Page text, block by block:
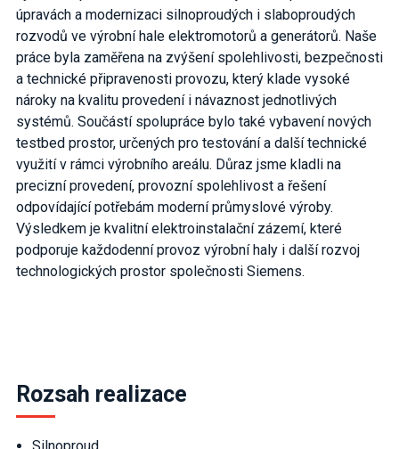
úpravách a modernizaci silnoproudých i slaboproudých
rozvodů ve výrobní hale elektromotorů a generátorů. Naše
práce byla zaměřena na zvýšení spolehlivosti, bezpečnosti
a technické připravenosti provozu, který klade vysoké
nároky na kvalitu provedení i návaznost jednotlivých
systémů. Součástí spolupráce bylo také vybavení nových
testbed prostor, určených pro testování a další technické
využití v rámci výrobního areálu. Důraz jsme kladli na
precizní provedení, provozní spolehlivost a řešení
odpovídající potřebám moderní průmyslové výroby.
Výsledkem je kvalitní elektroinstalační zázemí, které
podporuje každodenní provoz výrobní haly i další rozvoj
technologických prostor společnosti Siemens.
Rozsah realizace